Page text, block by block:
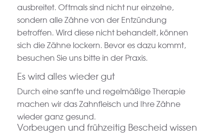
ausbreitet. Oftmals sind nicht nur einzelne,
sondern alle Zähne von der Entzündung
betroffen. Wird diese nicht behandelt, können
sich die Zähne lockern. Bevor es dazu kommt,
besuchen Sie uns bitte in der Praxis.
Es wird alles wieder gut
Durch eine sanfte und regelmäßige Therapie
machen wir das Zahnfleisch und Ihre Zähne
wieder ganz gesund.
Vorbeugen und frühzeitig Bescheid wissen